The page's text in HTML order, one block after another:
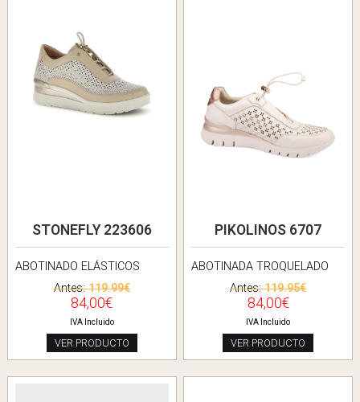
STONEFLY 223606
ABOTINADO ELÁSTICOS
Antes:119.99€
84,00€
IVA Incluido
VER PRODUCTO
PIKOLINOS 6707
ABOTINADA TROQUELADO
Antes:119.95€
84,00€
IVA Incluido
VER PRODUCTO